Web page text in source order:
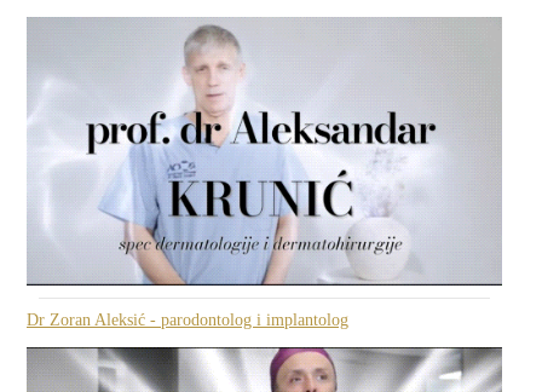
Dr Zoran Aleksić - parodontolog i implantolog